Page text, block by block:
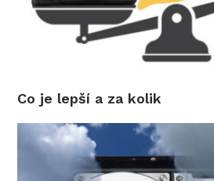
Co je lepší a za kolik